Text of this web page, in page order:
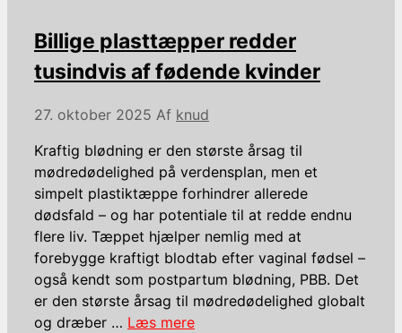
Billige plasttæpper redder
tusindvis af fødende kvinder
27. oktober 2025 Af knud
Kraftig blødning er den største årsag til
mødredødelighed på verdensplan, men et
simpelt plastiktæppe forhindrer allerede
dødsfald – og har potentiale til at redde endnu
flere liv. Tæppet hjælper nemlig med at
forebygge kraftigt blodtab efter vaginal fødsel –
også kendt som postpartum blødning, PBB. Det
er den største årsag til mødredødelighed globalt
og dræber … Læs mere